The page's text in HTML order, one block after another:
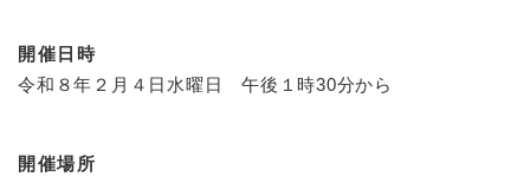
開催日時
令和８年２月４日水曜日 午後１時30分から
開催場所